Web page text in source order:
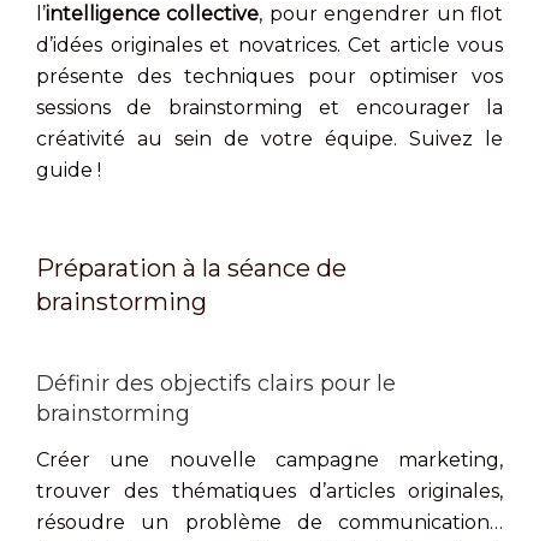
l’intelligence collective, pour engendrer un flot
d’idées originales et novatrices. Cet article vous
présente des techniques pour optimiser vos
sessions de brainstorming et encourager la
créativité au sein de votre équipe. Suivez le
guide !
Préparation à la séance de
brainstorming
Définir des objectifs clairs pour le
brainstorming
Créer une nouvelle campagne marketing,
trouver des thématiques d’articles originales,
résoudre un problème de communication…